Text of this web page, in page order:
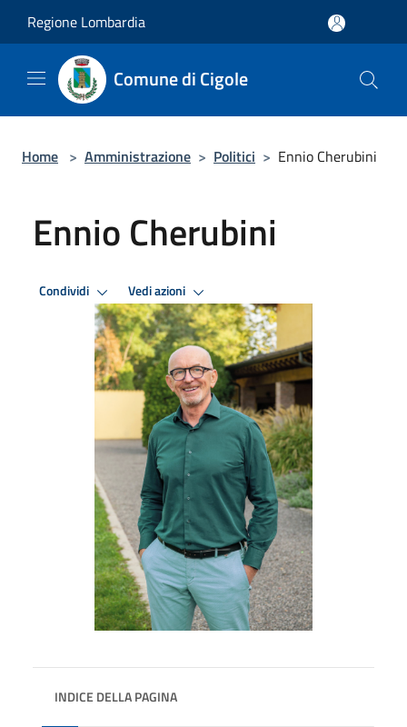
Regione Lombardia
Comune di Cigole
Home > Amministrazione > Politici > Ennio Cherubini
Ennio Cherubini
Condividi Vedi azioni
INDICE DELLA PAGINA